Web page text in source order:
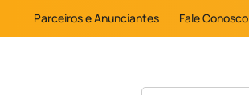
Parceiros e Anunciantes Fale Conosco